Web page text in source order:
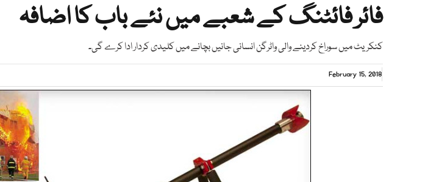
فائر فائٹنگ کے شعبے میں نئے باب کا اضافہ
کنکریٹ میں سوراخ کردینے والی واٹرگن انسانی جانیں بچانے میں کلیدی کردار ادا کرے گی۔
February 15, 2018